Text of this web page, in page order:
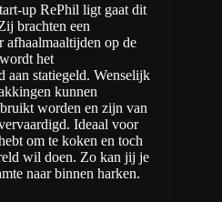
up RePhil ligt gaat dit
brachten een
op de
het
aan statiegeld. Wenselijk
kunnen
worden en zijn van
Ideaal voor
om te koken en toch
wil doen. Zo kan jij je
naar binnen harken.